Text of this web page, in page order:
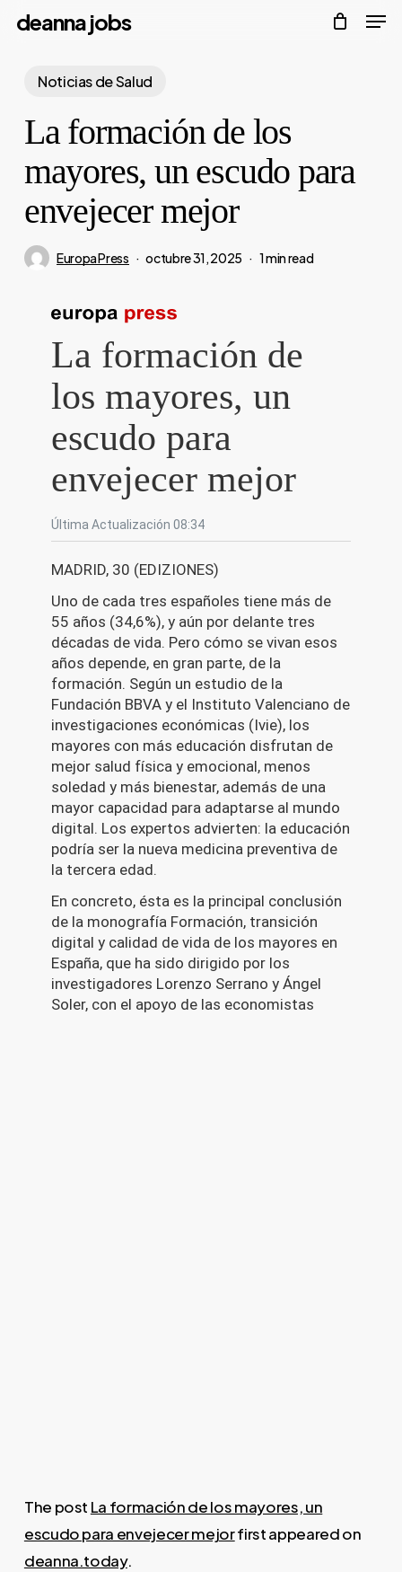
Skip
content
deanna jobs
Noticias de Salud
La formación de los
mayores, un escudo para
envejecer mejor
Europa Press octubre 31, 2025 1 min read
The post La formación de los mayores, un
escudo para envejecer mejorfirst appeared on
deanna.today.